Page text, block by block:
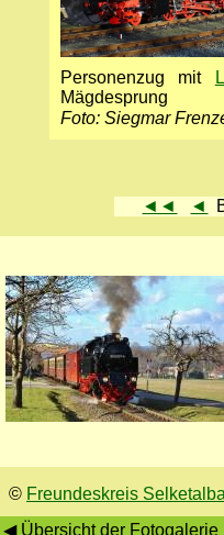
Personenzug mit
Mägdesprung
Foto: Siegmar
◄◄ ◄
© Freundeskreis
◀ Übersicht der Fotogalerie